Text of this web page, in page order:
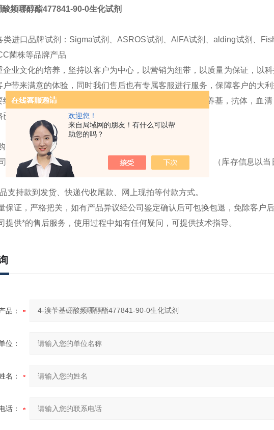
欢迎您！
来自局域网的朋友！有什么可以帮
助您的吗？
频哪醇酯477841-90-0生化试剂
口品牌试剂：Sigma试剂、ASROS试剂、AIFA试剂、alding试剂、
菌株等品牌产品
企业文化的培养，坚持以客户为中心，以营销为纽带，以质量为保证，以
户带来满意的体验，同时我们售后也有专属客服进行服务，保障客户的大
经营范围：化学试剂，高纯试剂，科研试剂，标准品，培养基，抗体，血
近万种。
，请与销售员核对产品中文名称/CAS号/英文名称等。
部分产品都是现货，产品核实好下单后即可当天发货。（库存信息以当
支持款到发货、快递代收尾款、网上现拍等付款方式。
证，严格把关，如有产品异议经公司鉴定确认后可包换包退，免除客户后
供*的售后服务，使用过程中如有任何疑问，可提供技术指导。
品：
位：
名：
话：